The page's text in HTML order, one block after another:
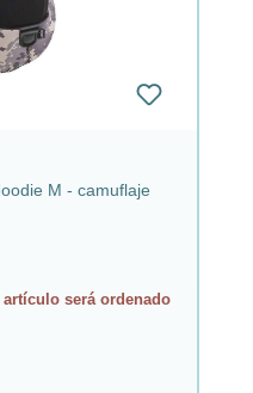
M - camuflaje
será ordenado